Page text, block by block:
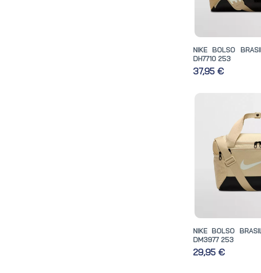
NIKE BOLSO
DH7710 253
37,95 €
NIKE BOLSO
DM3977 253
29,95 €